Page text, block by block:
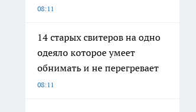
08:11
14 старых свитеров на одно
одеяло которое умеет
обнимать и не перегревает
08:11